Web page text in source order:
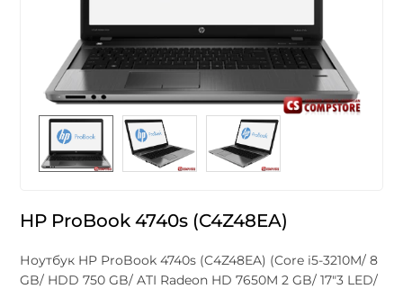
HP ProBook 4740s (C4Z48EA)
Ноутбук HP ProBook 4740s (C4Z48EA) (Core i5-3210M/ 8
GB/ HDD 750 GB/ ATI Radeon HD 7650M 2 GB/ 17"3 LED/